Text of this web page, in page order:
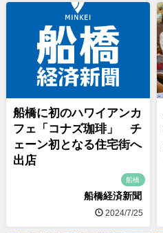
船橋に初のハワイアンカ
フェ「コナズ珈琲」 チ
ェーン初となる住宅街へ
出店
船橋
船橋経済新聞
2024/7/25